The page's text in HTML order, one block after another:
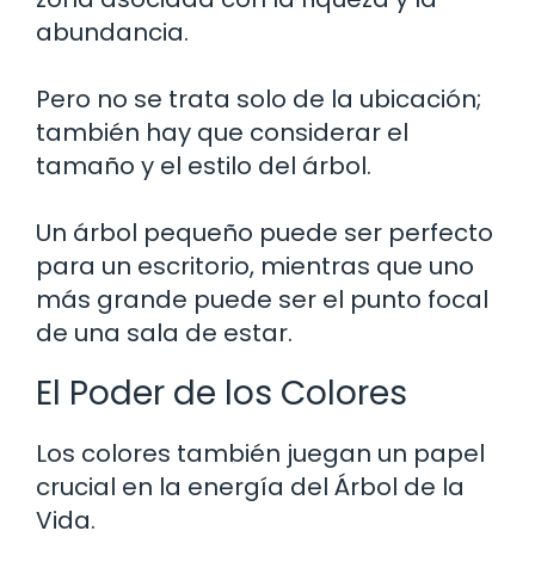
abundancia.
Pero no se trata solo de la ubicación;
también hay que considerar el
tamaño y el estilo del árbol.
Un árbol pequeño puede ser perfecto
para un escritorio, mientras que uno
más grande puede ser el punto focal
de una sala de estar.
El Poder de los Colores
Los colores también juegan un papel
crucial en la energía del Árbol de la
Vida.